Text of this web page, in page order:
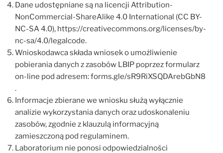
Dane udostępniane są na licencji Attribution-
NonCommercial-ShareAlike 4.0 International (CC BY-
NC-SA 4.0), https://creativecommons.org/licenses/by-
nc-sa/4.0/legalcode.
Wnioskodawca składa wniosek o umożliwienie
pobierania danych z zasobów LBIP poprzez formularz
on-line pod adresem: forms.gle/sR9RiXSQDArebGbN8
.
Informacje zbierane we wniosku służą wyłącznie
analizie wykorzystania danych oraz udoskonaleniu
zasobów, zgodnie z klauzulą informacyjną
zamieszczoną pod regulaminem.
Laboratorium nie ponosi odpowiedzialności